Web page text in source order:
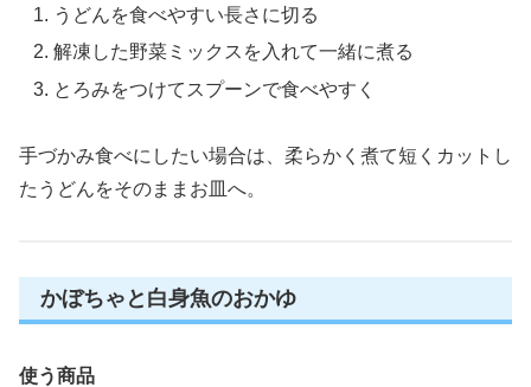
うどんを食べやすい長さに切る
解凍した野菜ミックスを入れて一緒に煮る
とろみをつけてスプーンで食べやすく
手づかみ食べにしたい場合は、柔らかく煮て短くカットし
たうどんをそのままお皿へ。
かぼちゃと白身魚のおかゆ
使う商品